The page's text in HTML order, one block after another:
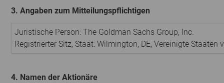
3. Angaben zum Mitteilungspflichtigen
Juristische Person: The Goldman Sachs Group, Inc.
Registrierter Sitz, Staat: Wilmington, DE, Vereinigte Staaten
4. Namen der Aktionäre